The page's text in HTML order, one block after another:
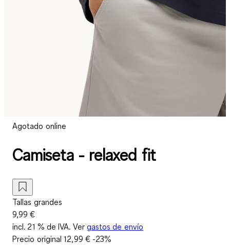
Agotado online
Camiseta - relaxed fit
Tallas grandes
9,99 €
incl. 21 % de IVA. Ver gastos de envío
Precio original12,99 €-23%